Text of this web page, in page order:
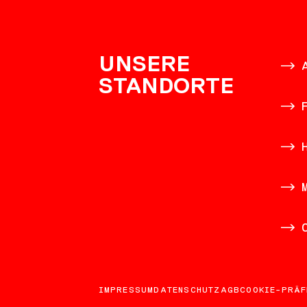
UNSERE
STANDORTE
IMPRESSUMDATENSCHUTZ AGBCOOKIE-